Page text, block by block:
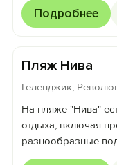
Подробнее
Пляж Нива
Геленджик,
На пляже "Нива"
отдыха, включая
разнообразные